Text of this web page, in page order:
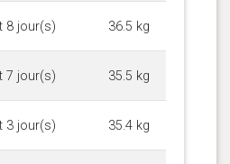
8 jour(s) 36.5 kg
7 jour(s) 35.5 kg
3 jour(s) 35.4 kg